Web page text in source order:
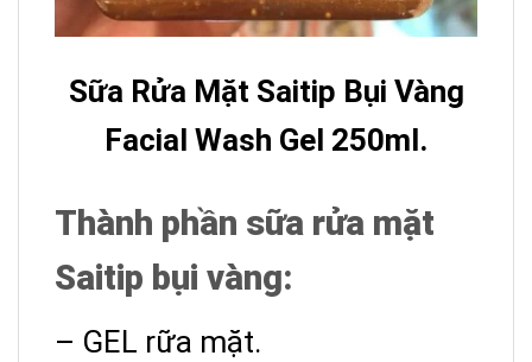
Sữa Rửa Mặt Saitip Bụi Vàng
Facial Wash Gel 250ml.
Thành phần sữa rửa mặt
Saitip bụi vàng:
– GEL rữa mặt.